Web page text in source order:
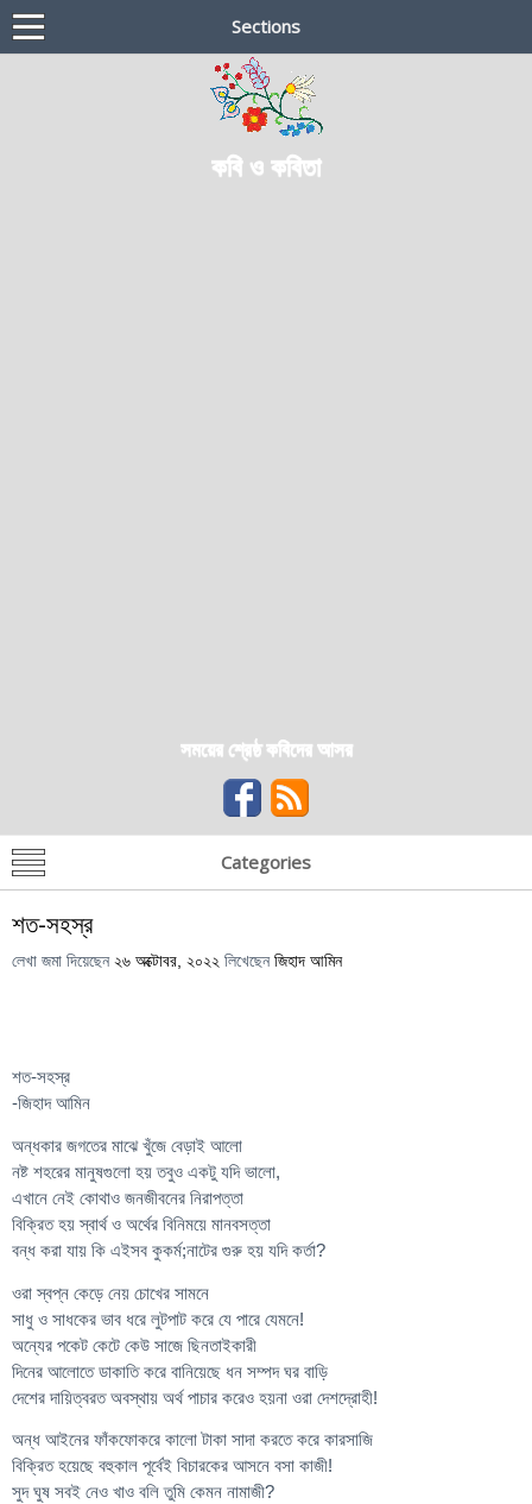
Sections
কবি ও কবিতা
সময়ের শ্রেষ্ঠ কবিদের আসর
Categories
শত-সহস্র
লেখা জমা দিয়েছেন ২৬ অক্টোবর, ২০২২ লিখেছেন জিহাদ আমিন
শত-সহস্র
-জিহাদ আমিন
অন্ধকার জগতের মাঝে খুঁজে বেড়াই আলো
নষ্ট শহরের মানুষগুলো হয় তবুও একটু যদি ভালো,
এখানে নেই কোথাও জনজীবনের নিরাপত্তা
বিক্রিত হয় স্বার্থ ও অর্থের বিনিময়ে মানবসত্তা
বন্ধ করা যায় কি এইসব কুকর্ম;নাটের গুরু হয় যদি কর্তা?
ওরা স্বপ্ন কেড়ে নেয় চোখের সামনে
সাধু ও সাধকের ভাব ধরে লুটপাট করে যে পারে যেমনে!
অন্যের পকেট কেটে কেউ সাজে ছিনতাইকারী
দিনের আলোতে ডাকাতি করে বানিয়েছে ধন সম্পদ ঘর বাড়ি
দেশের দায়িত্বরত অবস্থায় অর্থ পাচার করেও হয়না ওরা দেশদ্রোহী!
অন্ধ আইনের ফাঁকফোকরে কালো টাকা সাদা করতে করে কারসাজি
বিক্রিত হয়েছে বহুকাল পূর্বেই বিচারকের আসনে বসা কাজী!
সুদ ঘুষ সবই নেও খাও বলি তুমি কেমন নামাজী?